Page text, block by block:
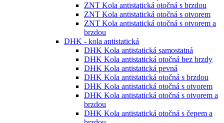
ZNT Kola antistatická otočná s brzdou
ZNT Kola antistatická otočná s otvorem
ZNT Kola antistatická otočná s otvorem a
brzdou
DHK - kola antistatická
DHK Kola antistatická samostatná
DHK Kola antistatická otočná bez brzdy
DHK Kola antistatická pevná
DHK Kola antistatická otočná s brzdou
DHK Kola antistatická otočná s otvorem
DHK Kola antistatická otočná s otvorem a
brzdou
DHK Kola antistatická otočná s čepem a